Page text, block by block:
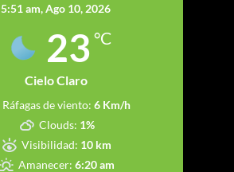
5:51 am,Ago 10, 2026
23 °C
Cielo Claro
Ráfagas de viento: 6 Km/h
Clouds: 1%
Visibilidad: 10 km
Amanecer: 6:20 am